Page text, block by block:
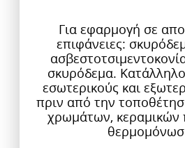
Για εφαρμογή σε
επιφάνειες:
σκυρόδεμα.
εσωτερικούς και
πριν από την
χρωμάτων, κεραμικών